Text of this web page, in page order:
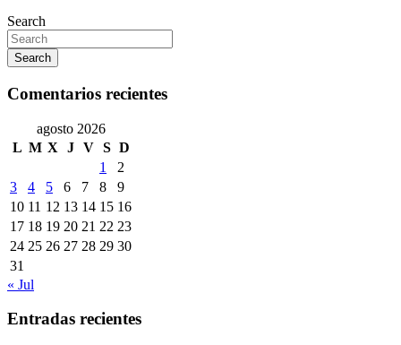
Search
Search
Comentarios recientes
agosto 2026
L M X J V S D
1
2
3
4 5 6 7 8
9
10 11 12 13 14 15 16
17 18 19 20 21 22 23
24 25 26 27 28 29 30
31
« Jul
Entradas recientes